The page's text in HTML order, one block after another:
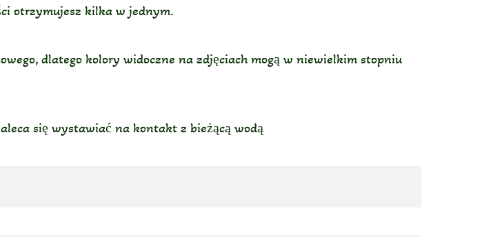
otrzymujesz kilka w jednym.
dlatego kolory widoczne na zdjęciach mogą w niewielkim stopniu
się wystawiać na kontakt z bieżącą wodą